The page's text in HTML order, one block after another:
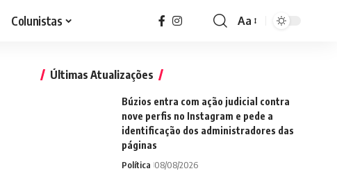
Colunistas
Font
Aa
Últimas Atualizações
Búzios entra com ação judicial contra
nove perfis no Instagram e pede a
identificação dos administradores das
páginas
Política 08/08/2026